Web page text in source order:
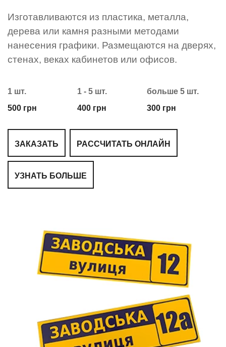
Изготавливаются из пластика, металла,
дерева или камня разными методами
нанесения графики. Размещаются на дверях,
стенах, веках кабинетов или офисов.
1 шт.
500 грн
1 - 5 шт.
400 грн
больше 5 шт.
300 грн
ЗАКАЗАТЬ РАССЧИТАТЬ ОНЛАЙН
УЗНАТЬ БОЛЬШЕ